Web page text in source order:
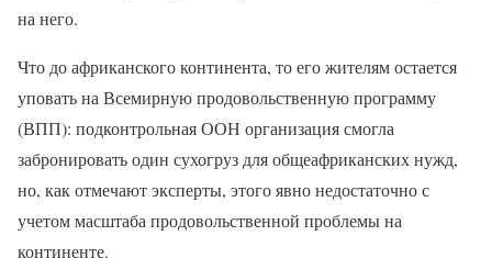
на него.
Что до африканского континента, то его жителям остается
уповать на Всемирную продовольственную программу
(ВПП): подконтрольная ООН организация смогла
забронировать один сухогруз для общеафриканских нужд,
но, как отмечают эксперты, этого явно недостаточно с
учетом масштаба продовольственной проблемы на
континенте.